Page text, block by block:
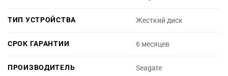
ТИП УСТРОЙСТВА Жесткий диск
СРОК ГАРАНТИИ 6 месяцев
ПРОИЗВОДИТЕЛЬ Seagate